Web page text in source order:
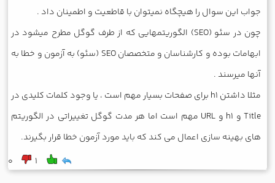
جواب این سوال را هیچگاه نمیتوان با قاطعیت و اطمینان داد .
چون در سئو (SEO) الگوریتمهایی که از طرف گوگل مطرح میشود در
ابهامات بوده و کارشناسان و متخصصان SEO (سئو) به آزمون و خطا به
آنها میرسند .
مثلا داشتن h1 برای صفحات بسیار مهم است ، یا وجود کلمات کلیدی در
Title و h1 و URL مهم است اما هر مدت گوگل تغییراتی در الگوریتم
های بهینه سازی اعمال می کند که باید مورد آزمون خطا قرار بگیرند.
1
0